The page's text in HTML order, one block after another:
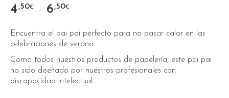
4 ,50€ – 6,50€
Encuentra el pai pai perfecto para no pasar calor en las
celebraciones de verano.
Como todos nuestros productos de papelería, este pai pai
ha sido diseñado por nuestros profesionales con
discapacidad intelectual.